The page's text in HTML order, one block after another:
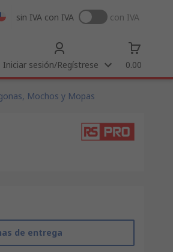
sin IVA con IVA con IVA
Iniciar sesión/Regístrese 0.00
Mochos y Mopas
de entrega